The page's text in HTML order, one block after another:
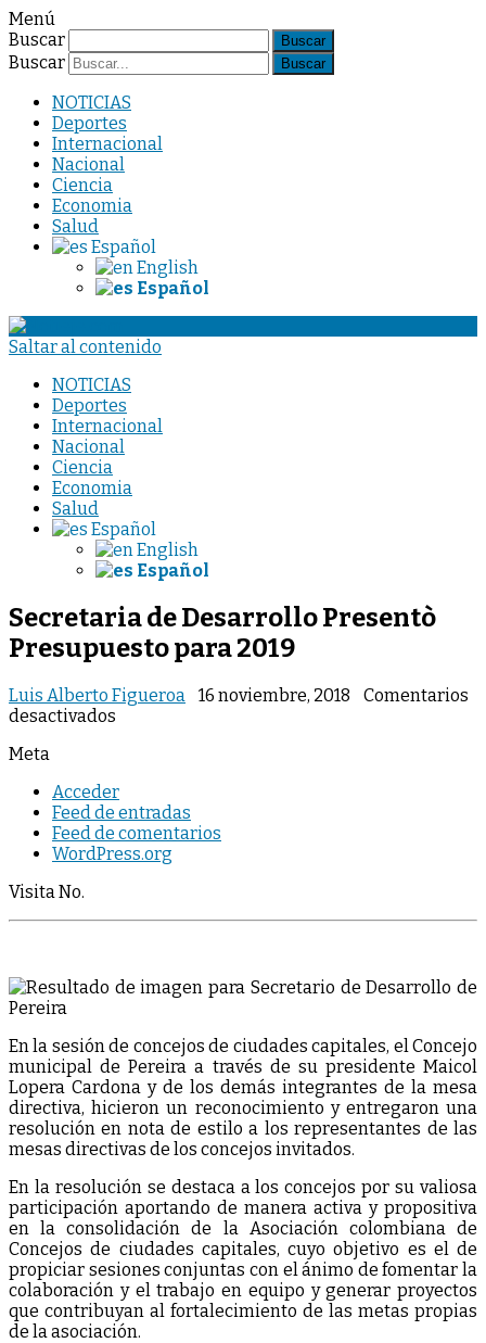
Menú
Buscar
Buscar
NOTICIAS
Deportes
Internacional
Nacional
Ciencia
Economia
Salud
Español
English
Español
Saltar al contenido
NOTICIAS
Deportes
Internacional
Nacional
Ciencia
Economia
Salud
Español
English
Español
Secretaria de Desarrollo Presentò
Presupuesto para 2019
Luis Alberto Figueroa 16 noviembre, 2018
Comentarios
desactivados
Presentò
Presupuesto
para
2019
Meta
Acceder
Feed de entradas
Feed de comentarios
WordPress.org
Visita No.
En la sesión de concejos de ciudades capitales, el Concejo
municipal de Pereira a través de su presidente Maicol
Lopera Cardona y de los demás integrantes de la mesa
directiva, hicieron un reconocimiento y entregaron una
resolución en nota de estilo a los representantes de las
mesas directivas de los concejos invitados.
En la resolución se destaca a los concejos por su valiosa
participación aportando de manera activa y propositiva
en la consolidación de la Asociación colombiana de
Concejos de ciudades capitales, cuyo objetivo es el de
propiciar sesiones conjuntas con el ánimo de fomentar la
colaboración y el trabajo en equipo y generar proyectos
que contribuyan al fortalecimiento de las metas propias
de la asociación.